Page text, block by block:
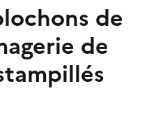
de
de